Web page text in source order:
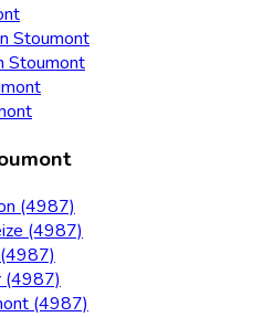
Stoumont
Stoumont
(4987)
(4987)
(4987)
(4987)